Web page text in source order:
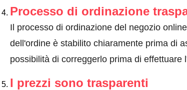
Processo di ordinazione
Il processo di ordinazione del negozio
dell'ordine è stabilito chiaramente prima di
possibilità di correggerlo prima di effettuare
I prezzi sono trasparenti